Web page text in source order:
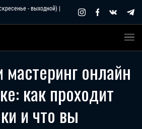
- выходной) |
онлайн
как проходит
и что вы